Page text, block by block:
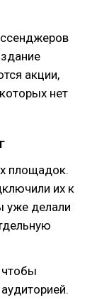
акции,
нет
площадок.
их к
уже делали
чтобы